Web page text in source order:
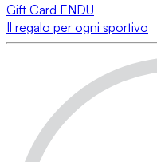
Gift Card ENDU
Il regalo per ogni sportivo